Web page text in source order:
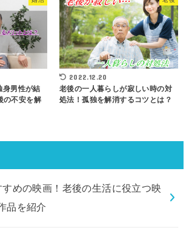
身男性が結
の不安を解
2022.12.20
老後の一人暮らしが寂しい時の対
処法！孤独を解消するコツとは？
めの映画！老後の生活に役立つ映
品を紹介